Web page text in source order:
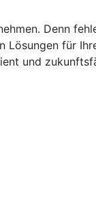
Denn
für
und